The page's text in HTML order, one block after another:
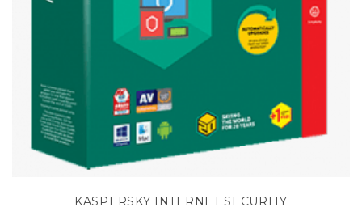
KASPERSKY INTERNET SECURITY